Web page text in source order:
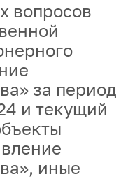
вопросов
за период
и текущий
иные